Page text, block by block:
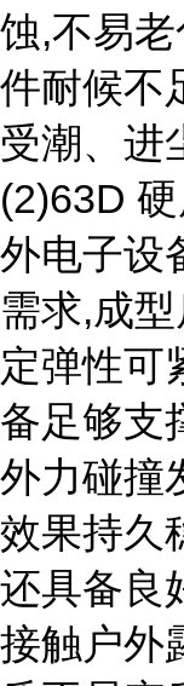
蚀,不易
件耐候不
受潮、进
(2)63D
外电子设
需求,成
定弹性可
备足够支
外力碰撞
效果持久
还具备良
接触户外